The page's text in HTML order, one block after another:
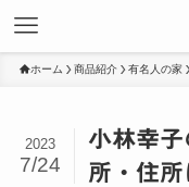
ホーム 商品紹介 有名人の家
小林幸
所・住所
2023
7/24